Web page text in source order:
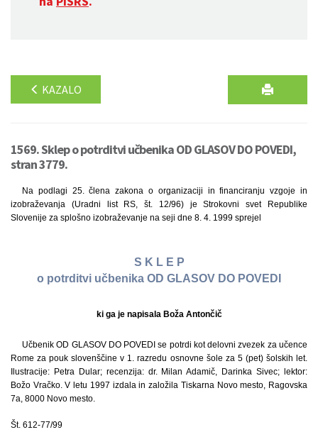
KAZALO
1569. Sklep o potrditvi učbenika OD GLASOV DO POVEDI,
stran 3779.
Na podlagi 25. člena zakona o organizaciji in financiranju vzgoje in
izobraževanja (Uradni list RS, št. 12/96) je Strokovni svet Republike
Slovenije za splošno izobraževanje na seji dne 8. 4. 1999 sprejel
S K L E P
o potrditvi učbenika OD GLASOV DO POVEDI
ki ga je napisala Boža Antončič
Učbenik OD GLASOV DO POVEDI se potrdi kot delovni zvezek za učence
Rome za pouk slovenščine v 1. razredu osnovne šole za 5 (pet) šolskih let.
Ilustracije: Petra Dular; recenzija: dr. Milan Adamič, Darinka Sivec; lektor:
Božo Vračko. V letu 1997 izdala in založila Tiskarna Novo mesto, Ragovska
7a, 8000 Novo mesto.
Št. 612-77/99